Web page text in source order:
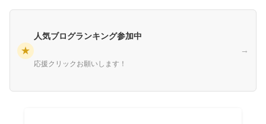
★
人気ブログランキング参加中
応援クリックお願いします！
→